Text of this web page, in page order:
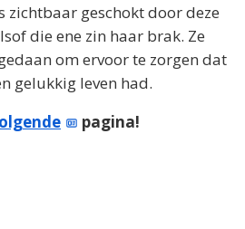
zichtbaar geschokt door deze
die ene zin haar brak. Ze
om ervoor te zorgen dat
gelukkig leven had.
pagina!